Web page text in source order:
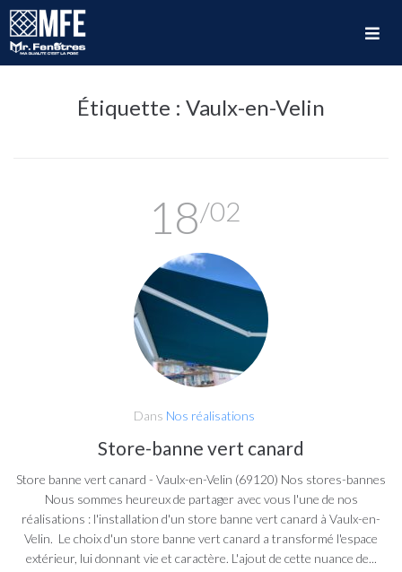
Étiquette : Vaulx-en-Velin
18/02
Dans Nos réalisations
Store-banne vert canard
Store banne vert canard - Vaulx-en-Velin (69120) Nos stores-bannes
Nous sommes heureux de partager avec vous l'une de nos
réalisations : l'installation d'un store banne vert canard à Vaulx-en-
Velin. Le choix d'un store banne vert canard a transformé l'espace
extérieur, lui donnant vie et caractère. L'ajout de cette nuance de...